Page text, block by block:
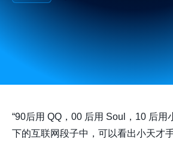
“90后用 QQ，00 后用 Soul，10 后用
下的互联网段子中，可以看出小天才